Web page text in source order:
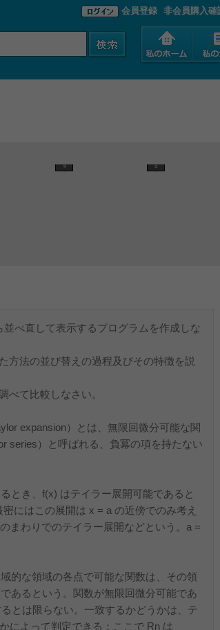
会員登録 非会員購入確
4 5
べ直して表示するプログラムを作成しな
方法の並び替えの過程及びその特徴を説
べて比較しなさい。
expansion）とは、無限回微分可能な関
series）と呼ばれる、負冪の項を持たない
とき、f(x) はテイラー展開可能であると
にはこの展開は x = a の近傍でのみ考え
まわりでのテイラー展開などという。a =
的な領域の各点で可能な関数は、その領
あるという。関数が無限回微分可能であ
とは限らない。一致するかどうかは、テ
によって判定できる；ここで Rn は